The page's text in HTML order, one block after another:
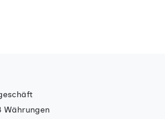
Währungen